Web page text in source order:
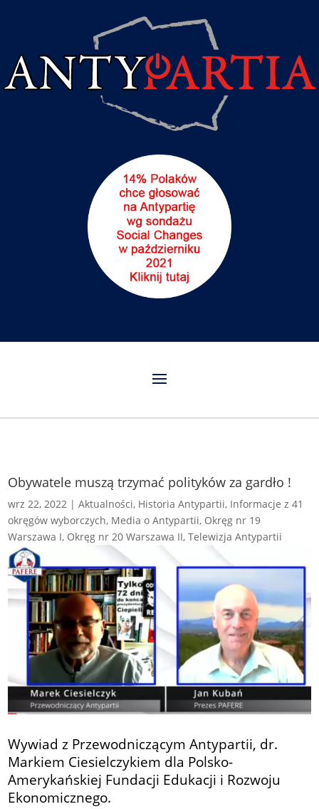
Obywatele muszą trzymać polityków za gardło !
wrz 22, 2022 |Aktualności, Historia Antypartii, Informacje z 41
okręgów wyborczych, Media o Antypartii, Okręg nr 19
Warszawa I, Okręg nr 20 Warszawa II,Telewizja Antypartii
Wywiad z Przewodniczącym Antypartii, dr.
Markiem Ciesielczykiem dla Polsko-
Amerykańskiej Fundacji Edukacji i Rozwoju
Ekonomicznego.